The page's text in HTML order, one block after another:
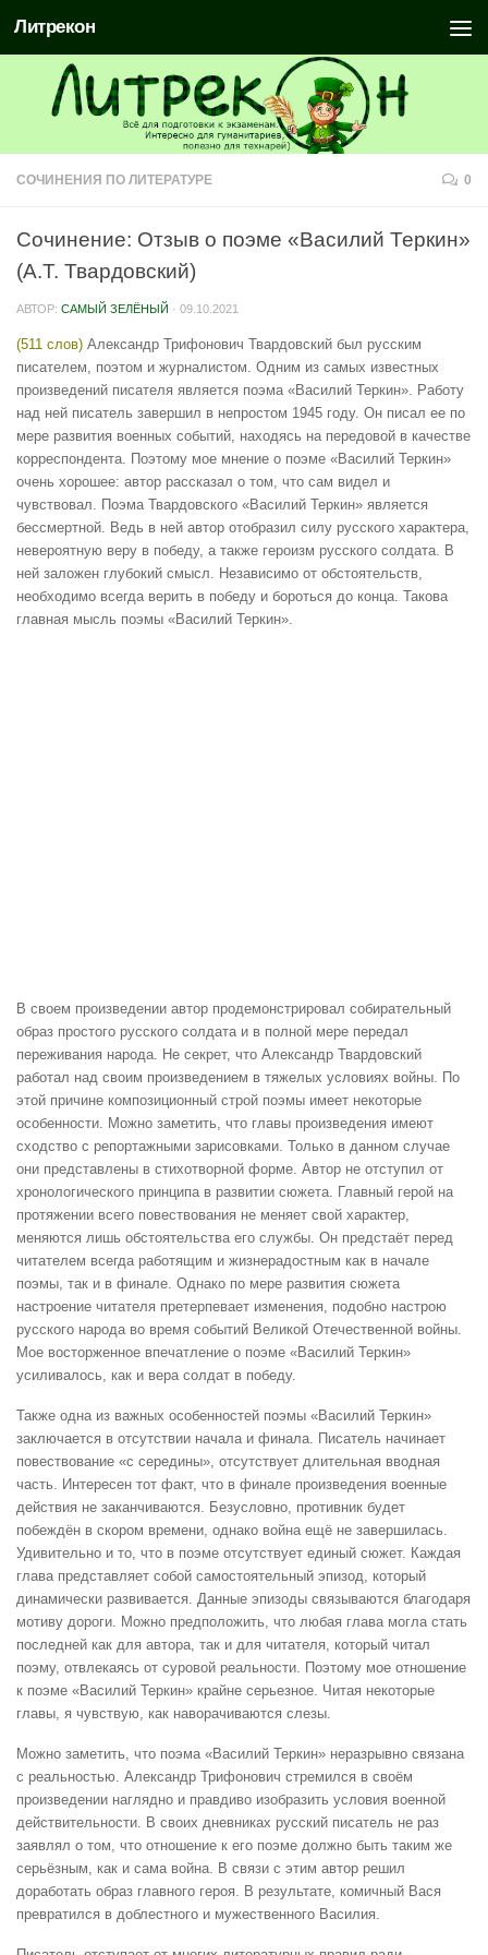
Литрекон
СОЧИНЕНИЯ ПО ЛИТЕРАТУРЕ 0
Сочинение: Отзыв о поэме «Василий Теркин»
(А.Т. Твардовский)
АВТОР: САМЫЙ ЗЕЛЁНЫЙ · 09.10.2021
(511 слов) Александр Трифонович Твардовский был русским
писателем, поэтом и журналистом. Одним из самых известных
произведений писателя является поэма «Василий Теркин». Работу
над ней писатель завершил в непростом 1945 году. Он писал ее по
мере развития военных событий, находясь на передовой в качестве
корреспондента. Поэтому мое мнение о поэме «Василий Теркин»
очень хорошее: автор рассказал о том, что сам видел и
чувствовал. Поэма Твардовского «Василий Теркин» является
бессмертной. Ведь в ней автор отобразил силу русского характера,
невероятную веру в победу, а также героизм русского солдата. В
ней заложен глубокий смысл. Независимо от обстоятельств,
необходимо всегда верить в победу и бороться до конца. Такова
главная мысль поэмы «Василий Теркин».
В своем произведении автор продемонстрировал собирательный
образ простого русского солдата и в полной мере передал
переживания народа. Не секрет, что Александр Твардовский
работал над своим произведением в тяжелых условиях войны. По
этой причине композиционный строй поэмы имеет некоторые
особенности. Можно заметить, что главы произведения имеют
сходство с репортажными зарисовками. Только в данном случае
они представлены в стихотворной форме. Автор не отступил от
хронологического принципа в развитии сюжета. Главный герой на
протяжении всего повествования не меняет свой характер,
меняются лишь обстоятельства его службы. Он предстаёт перед
читателем всегда работящим и жизнерадостным как в начале
поэмы, так и в финале. Однако по мере развития сюжета
настроение читателя претерпевает изменения, подобно настрою
русского народа во время событий Великой Отечественной войны.
Мое восторженное впечатление о поэме «Василий Теркин»
усиливалось, как и вера солдат в победу.
Также одна из важных особенностей поэмы «Василий Теркин»
заключается в отсутствии начала и финала. Писатель начинает
повествование «с середины», отсутствует длительная вводная
часть. Интересен тот факт, что в финале произведения военные
действия не заканчиваются. Безусловно, противник будет
побеждён в скором времени, однако война ещё не завершилась.
Удивительно и то, что в поэме отсутствует единый сюжет. Каждая
глава представляет собой самостоятельный эпизод, который
динамически развивается. Данные эпизоды связываются благодаря
мотиву дороги. Можно предположить, что любая глава могла стать
последней как для автора, так и для читателя, который читал
поэму, отвлекаясь от суровой реальности. Поэтому мое отношение
к поэме «Василий Теркин» крайне серьезное. Читая некоторые
главы, я чувствую, как наворачиваются слезы.
Можно заметить, что поэма «Василий Теркин» неразрывно связана
с реальностью. Александр Трифонович стремился в своём
произведении наглядно и правдиво изобразить условия военной
действительности. В своих дневниках русский писатель не раз
заявлял о том, что отношение к его поэме должно быть таким же
серьёзным, как и сама война. В связи с этим автор решил
доработать образ главного героя. В результате, комичный Вася
превратился в доблестного и мужественного Василия.